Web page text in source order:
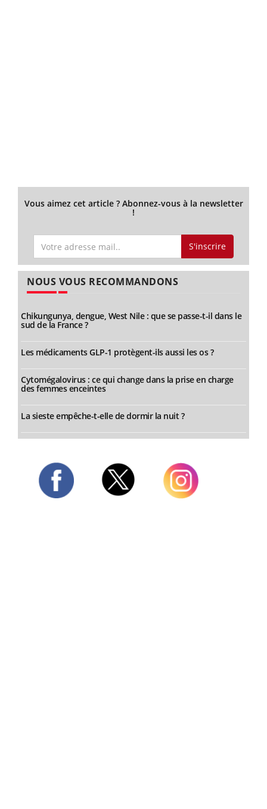
Vous aimez cet article ? Abonnez-vous à la newsletter
!
S'inscrire
NOUS VOUS RECOMMANDONS
Chikungunya, dengue, West Nile : que se passe-t-il dans le
sud de la France ?
Les médicaments GLP-1 protègent-ils aussi les os ?
Cytomégalovirus : ce qui change dans la prise en charge
des femmes enceintes
La sieste empêche-t-elle de dormir la nuit ?